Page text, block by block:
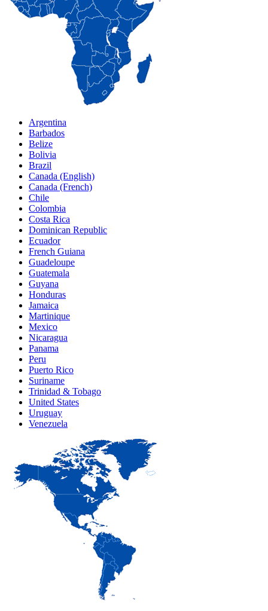
Argentina
Barbados
Belize
Bolivia
Brazil
Canada (English)
Canada (French)
Chile
Colombia
Costa Rica
Dominican Republic
Ecuador
French Guiana
Guadeloupe
Guatemala
Guyana
Honduras
Jamaica
Martinique
Mexico
Nicaragua
Panama
Peru
Puerto Rico
Suriname
Trinidad & Tobago
United States
Uruguay
Venezuela